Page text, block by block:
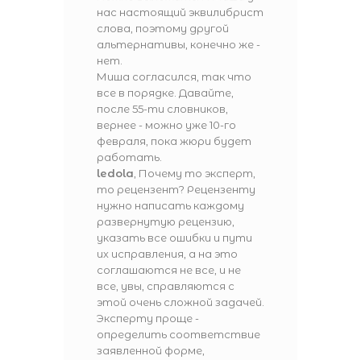
нас настоящий эквилибрист
слова, поэтому другой
альтернативы, конечно же -
нет.
Миша согласился, так что
все в порядке. Давайте,
после 55-ти словников,
вернее - можно уже 10-го
февраля, пока жюри будет
работать.
ledola , Почему то эксперт,
то рецензент? Рецензенту
нужно написать каждому
развернутую рецензию,
указать все ошибки и пути
их исправления, а на это
соглашаются не все, и не
все, увы, справляются с
этой очень сложной задачей.
Эксперту проще -
определить соответствие
заявленной форме,